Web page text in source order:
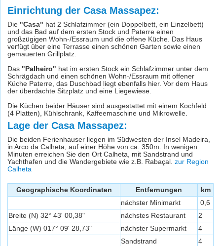
Einrichtung der Casa Massapez:
Die "Casa" hat 2 Schlafzimmer (ein Doppelbett, ein Einzelbett)
und das Bad auf dem ersten Stock und Paterre einen
großzügigen Wohn-/Essraum und die offene Küche. Das Haus
verfügt über eine Terrasse einen schönen Garten sowie einen
gemauerten Grillplatz.
Das "Palheiro" hat im ersten Stock ein Schlafzimmer unter dem
Schrägdach und einen schönen Wohn-/Essraum mit offener
Küche Paterre, das Duschbad liegt ebenfalls hier. Vor dem Haus
der überdachte Sitzplatz und eine Liegewiese.
Die Küchen beider Häuser sind ausgestattet mit einem Kochfeld
(4 Platten), Kühlschrank, Kaffeemaschine und Mikrowelle.
Lage der Casa Massapez:
Die beiden Ferienhauser liegen im Südwesten der Insel Madeira,
in Arco da Calheta, auf einer Höhe von ca. 350m. In wenigen
Minuten erreichen Sie den Ort Calheta, mit Sandstrand und
Yachthafen und die Wandergebiete wie z.B. Rabaçal. zur Region
Calheta
Geographische Koordinaten Entfernungen
km
nächster Minimarkt
0,6
Breite (N) 32° 43' 00,38"
nächstes Restaurant
2
Länge (W) 017° 09' 28,73"
nächster Supermarkt
4
Sandstrand
4